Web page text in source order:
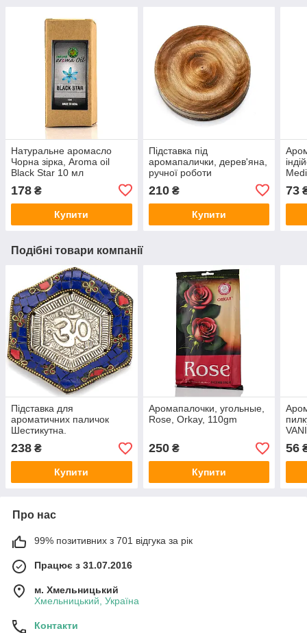
Натуральне аромасло
Чорна зірка, Aroma oil
Black Star 10 мл
178 ₴
Купити
Підставка під
аромапалички, дерев'яна,
ручної роботи
210₴
Купити
73
Подібні товари компанії
Підставка для
ароматичних паличок
Шестикутна.
238 ₴
Купити
Аромапалочки, угольные,
Rose, Orkay, 110gm
250₴
Купити
56
Про нас
99% позитивних з 701 відгука за рік
Працює з 31.07.2016
м. Хмельницький
Хмельницький, Україна
Контакти